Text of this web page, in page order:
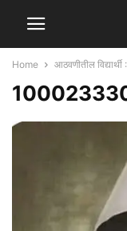
Home आठवणीतील विद्यार्थी